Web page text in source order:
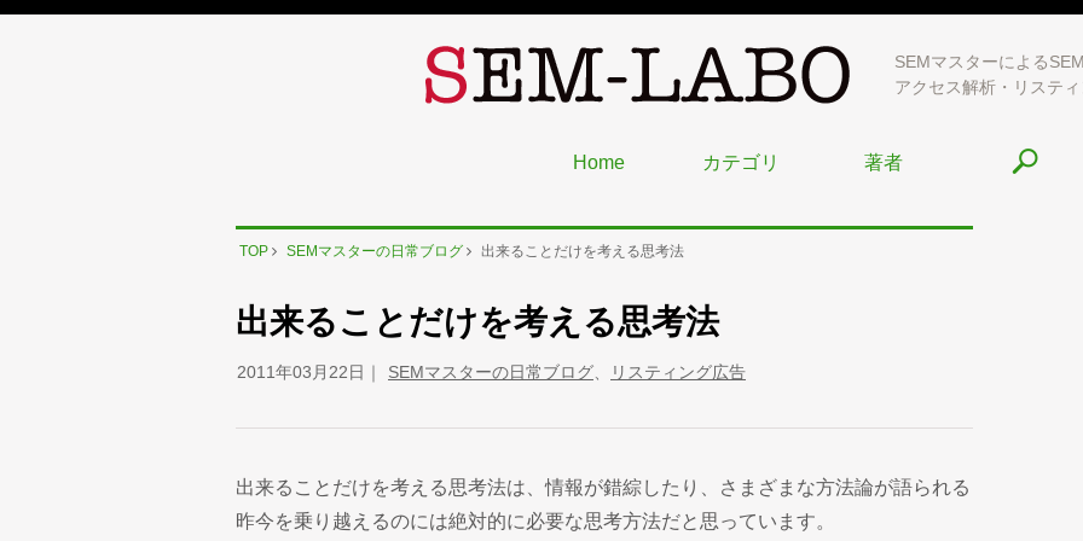
SEMマスターによる
アクセス解析・リステ
Home カテゴリ 著者
TOP SEMマスターの日常ブログ 出来ることだけを考える思考法
出来ることだけを考える思考法
2011年03月22日 SEMマスターの日常ブログ リスティング広告
出来ることだけを考える思考法は、情報が錯綜したり、さまざまな方法論が語られる
昨今を乗り越えるのには絶対的に必要な思考方法だと思っています。